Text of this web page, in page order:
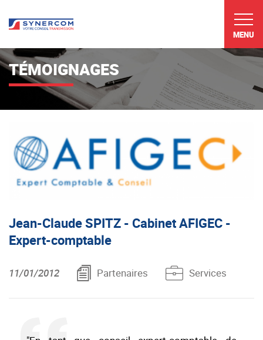
MENU
TÉMOIGNAGES
Jean-Claude SPITZ - Cabinet AFIGEC -
Expert-comptable
11/01/2012 Partenaires Services